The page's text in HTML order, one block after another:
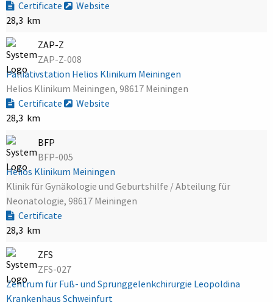
Certificate
Website
28,3 km
ZAP-Z
ZAP-Z-008
Palliativstation Helios Klinikum Meiningen
Helios Klinikum Meiningen, 98617 Meiningen
Certificate
Website
28,3 km
BFP
BFP-005
Helios Klinikum Meiningen
Klinik für Gynäkologie und Geburtshilfe / Abteilung für
Neonatologie, 98617 Meiningen
Certificate
28,3 km
ZFS
ZFS-027
Zentrum für Fuß- und Sprunggelenkchirurgie Leopoldina
Krankenhaus Schweinfurt